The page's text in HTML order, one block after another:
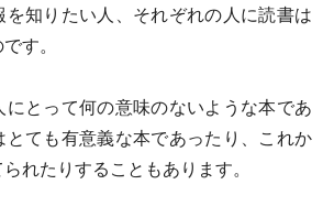
を知りたい人、それぞれの人に読書は
す。
にとって何の意味のないような本であ
とても有意義な本であったり、これか
れたりすることもあります。